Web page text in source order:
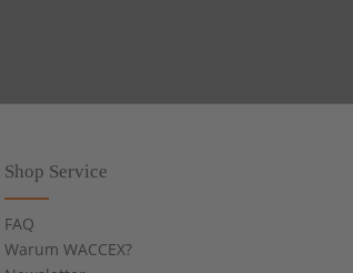
Shop Service
FAQ
Warum WACCEX?